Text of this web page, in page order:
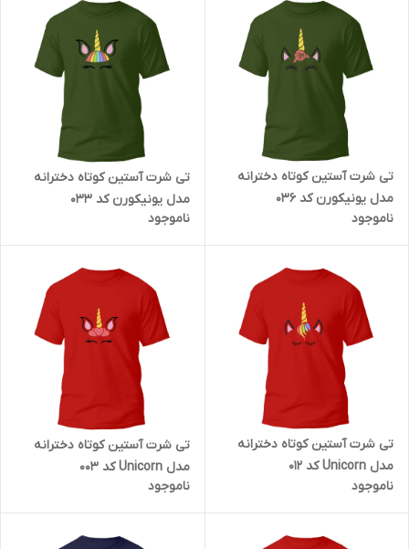
تی شرت آستین کوتاه دخترانه
مدل یونیکورن کد 036
ناموجود
تی شرت آستین کوتاه دخترانه
مدل یونیکورن کد 033
ناموجود
تی شرت آستین کوتاه دخترانه
مدل Unicorn کد 012
ناموجود
تی شرت آستین کوتاه دخترانه
مدل Unicorn کد 003
ناموجود